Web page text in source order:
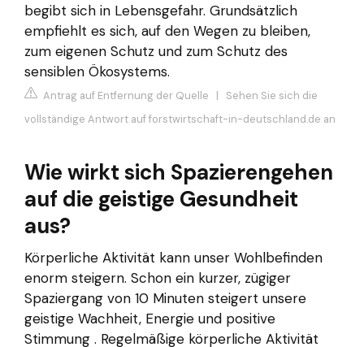
begibt sich in Lebensgefahr. Grundsätzlich
empfiehlt es sich, auf den Wegen zu bleiben,
zum eigenen Schutz und zum Schutz des
sensiblen Ökosystems.
Antrag auf Entfernung der Quelle | Sehen Sie sich die
vollständige Antwort auf forstwirtschaft-in-deutschland.de an
Wie wirkt sich Spazierengehen
auf die geistige Gesundheit
aus?
Körperliche Aktivität kann unser Wohlbefinden
enorm steigern. Schon ein kurzer, zügiger
Spaziergang von 10 Minuten steigert unsere
geistige Wachheit, Energie und positive
Stimmung . Regelmäßige körperliche Aktivität